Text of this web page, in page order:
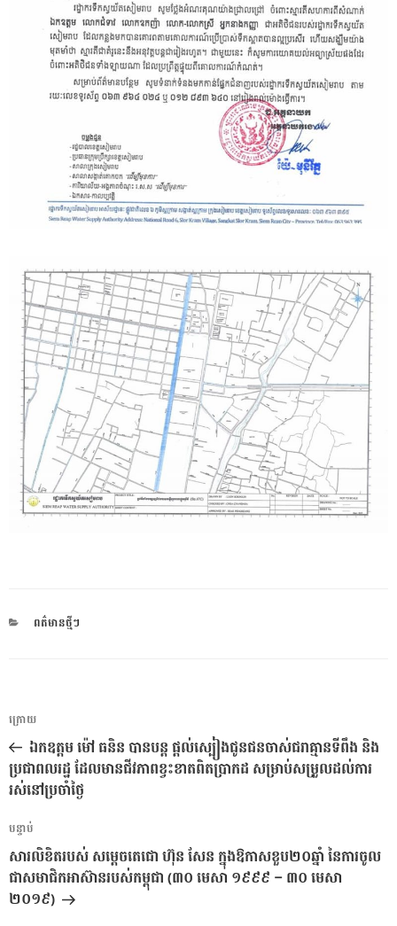
CATEGORIES
ពត៌មានថ្មីៗ
ការ​
នាំទិស​
ប្រកាស
អត្ថបទ
មុន
ក្រោយ
ឯកឧត្តម ម៉ៅ ធនិន បានបន្ត ផ្តល់ស្បៀងជូនជនចាស់ជរាគ្មានទីពឹង និង
ប្រជាពលរដ្ឋ ដែលមានជីវភាពខ្វះខាតពិតប្រាកដ សម្រាប់សម្រួលដល់ការ
រស់នៅប្រចាំថ្ងៃ
អត្ថបទ
បន្ទាប់
បន្ទាប់
សារលិខិតរបស់ សម្តេចតេជោ ហ៊ុន សែន ក្នុងឱកាសខួប២០ឆ្នាំ នៃការចូល
ជាសមាជិកអាស៊ានរបស់កម្ពុជា (៣០ មេសា ១៩៩៩ – ៣០ មេសា
២០១៩)